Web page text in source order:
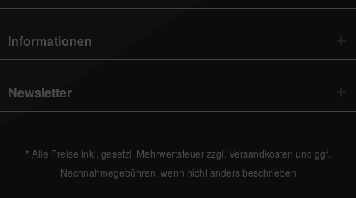
Informationen
Newsletter
* Alle Preise inkl. gesetzl. Mehrwertsteuer zzgl. Versandkosten und ggf.
Nachnahmegebühren, wenn nicht anders beschrieben